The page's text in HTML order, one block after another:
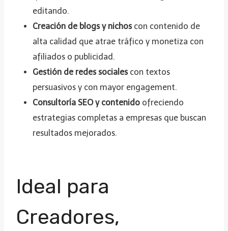
editando.
Creación de blogs y nichoscon contenido de
alta calidad que atrae tráfico y monetiza con
afiliados o publicidad.
Gestión de redes socialescon textos
persuasivos y con mayor engagement.
Consultoría SEO y contenido ofreciendo
estrategias completas a empresas que buscan
resultados mejorados.
Ideal para
Creadores,